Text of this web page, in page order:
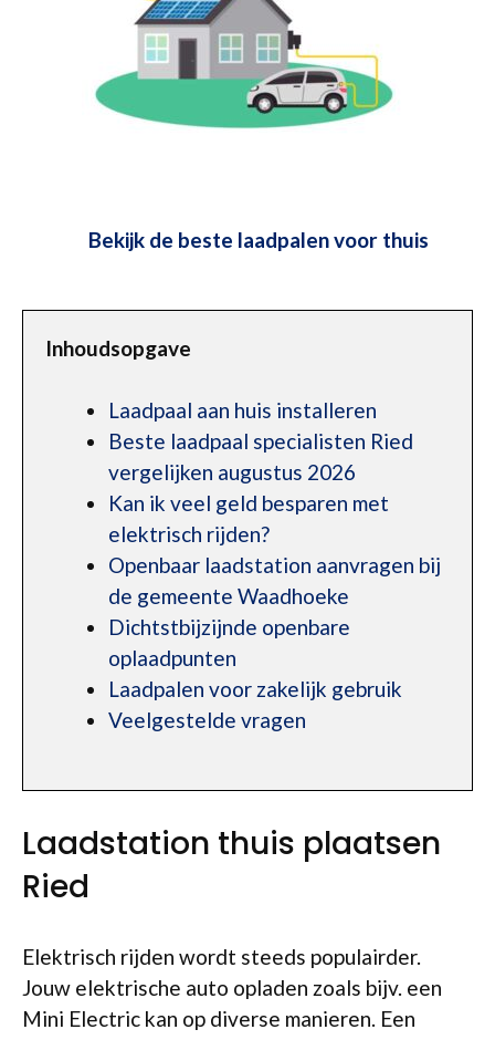
Bekijk de beste laadpalen voor thuis
Inhoudsopgave
Laadpaal aan huis installeren
Beste laadpaal specialisten Ried
vergelijken augustus 2026
Kan ik veel geld besparen met
elektrisch rijden?
Openbaar laadstation aanvragen bij
de gemeente Waadhoeke
Dichtstbijzijnde openbare
oplaadpunten
Laadpalen voor zakelijk gebruik
Veelgestelde vragen
Laadstation thuis plaatsen
Ried
Elektrisch rijden wordt steeds populairder.
Jouw elektrische auto opladen zoals bijv. een
Mini Electric kan op diverse manieren. Een